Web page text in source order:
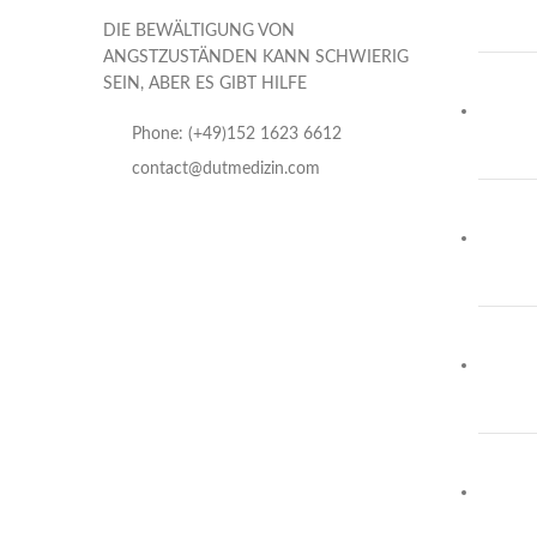
DIE BEWÄLTIGUNG VON
ANGSTZUSTÄNDEN KANN SCHWIERIG
SEIN, ABER ES GIBT HILFE
Phone: (+49)152 1623 6612
contact@dutmedizin.com